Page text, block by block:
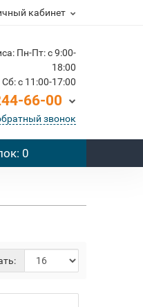
кабинет
Пн-Пт: c 9:00-
18:00
Cб: c 11:00-17:00
66-00
звонок
: 0